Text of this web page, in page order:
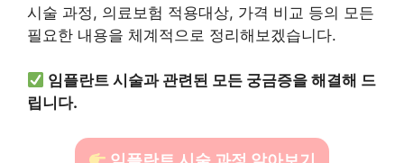
시술 과정, 의료보험 적용대상, 가격 비교 등의 모든
필요한 내용을 체계적으로 정리해보겠습니다.
임플란트 시술과 관련된 모든 궁금증을 해결해 드
립니다.